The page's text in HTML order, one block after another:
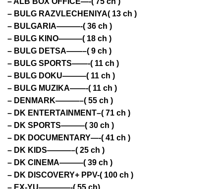
– BULG RAZVLECHENIYA( 13 ch )
– BULGARIA———-( 36 ch )
– BULG KINO———( 18 ch )
– BULG DETSA——–( 9 ch )
– BULG SPORTS——-( 11 ch )
– BULG DOKU———( 11 ch )
– BULG MUZIKA——-( 11 ch )
– DENMARK———–( 55 ch )
– DK ENTERTAINMENT–( 71 ch )
– DK SPORTS———( 30 ch )
– DK DOCUMENTARY—-( 41 ch )
– DK KIDS———–( 25 ch )
– DK CINEMA———( 39 ch )
– DK DISCOVERY+ PPV-( 100 ch )
– EX-YU————-( 55 ch)